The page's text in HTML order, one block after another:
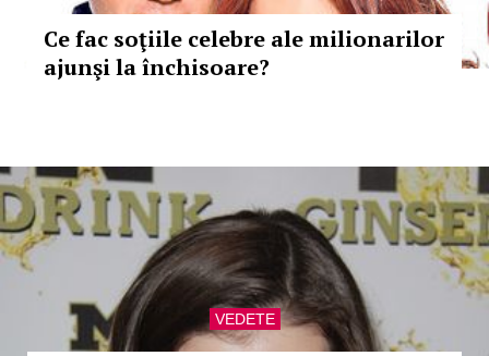
Ce fac soţiile celebre ale milionarilor
ajunşi la închisoare?
VEDETE